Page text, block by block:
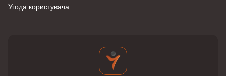
Угода користувача